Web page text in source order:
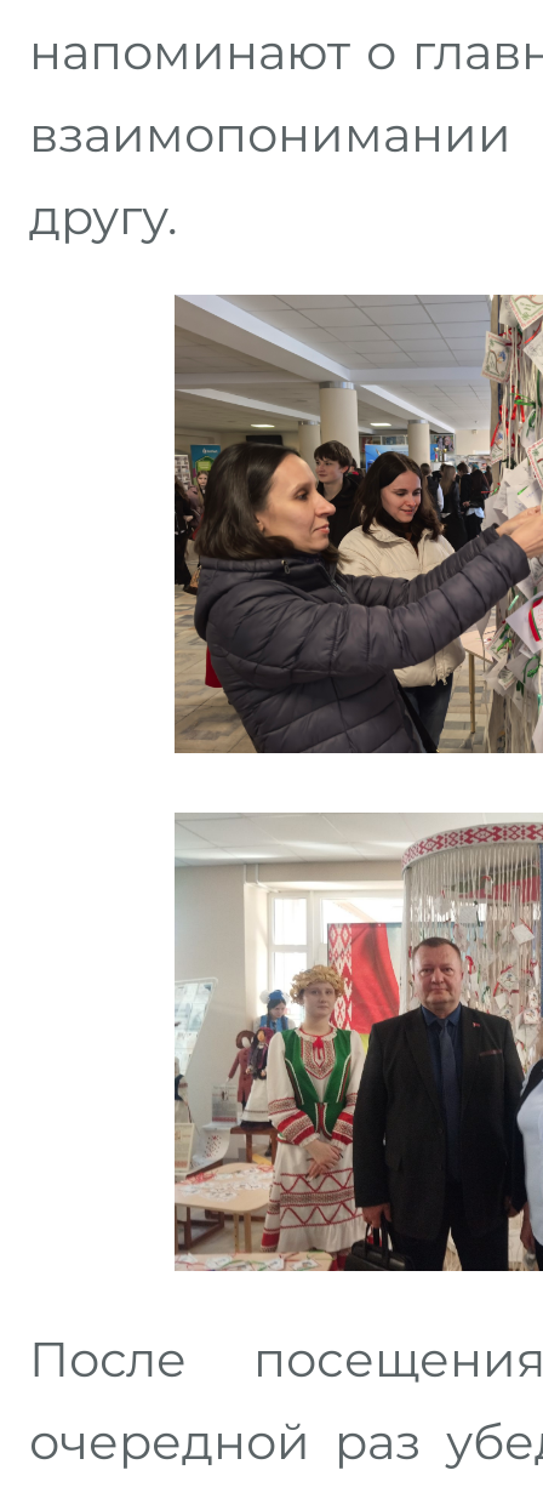
напоминают о
другу.
После
очередной раз